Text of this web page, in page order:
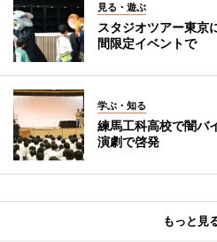
見る・遊ぶ
スタジオツアー東
間限定イベントで
学ぶ・知る
練馬工科高校で闇バ
演劇で啓発
もっと見